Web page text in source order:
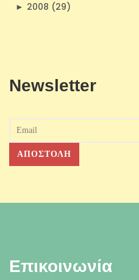
► 2008 (29)
Newsletter
Επικοινωνία